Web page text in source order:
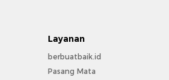
Layanan
berbuatbaik.id
Pasang Mata